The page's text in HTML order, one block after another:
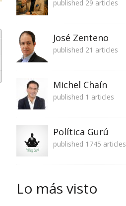
published 29 articles
José Zenteno
published 21 articles
Michel Chaín
published 1 articles
Política Gurú
published 1745 articles
Lo más visto